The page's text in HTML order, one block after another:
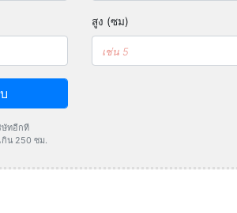
สูง (ซม)
ษัทอีกที
กิน 250 ซม.